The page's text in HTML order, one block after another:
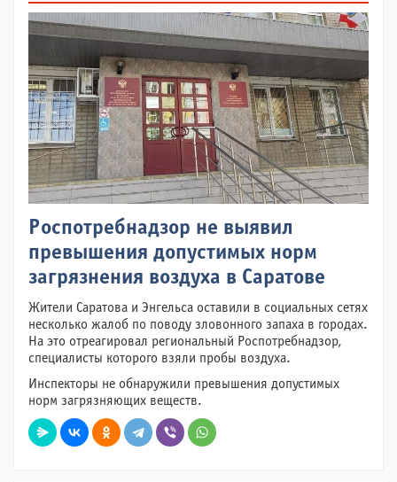
Роспотребнадзор не выявил
превышения допустимых норм
загрязнения воздуха в Саратове
Жители Саратова и Энгельса оставили в социальных сетях
несколько жалоб по поводу зловонного запаха в городах.
На это отреагировал региональный Роспотребнадзор,
специалисты которого взяли пробы воздуха.
Инспекторы не обнаружили превышения допустимых
норм загрязняющих веществ.